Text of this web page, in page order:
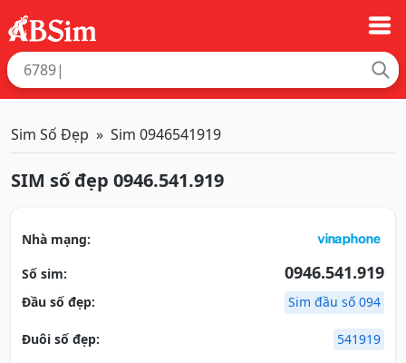
Sim Số Đẹp Sim 0946541919
SIM số đẹp 0946.541.919
Nhà mạng:
Số sim:
0946.541.919
Đầu số đẹp: Sim đầu số 094
Đuôi số đẹp: 541919